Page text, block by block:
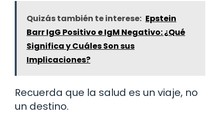
Quizás también te interese: Epstein
Barr IgG Positivo e IgM Negativo: ¿Qué
Significa y Cuáles Son sus
Implicaciones?
Recuerda que la salud es un viaje, no
un destino.